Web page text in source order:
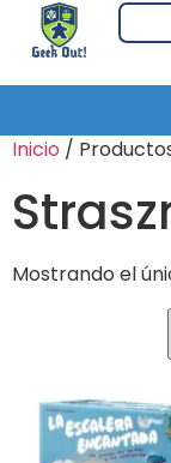
Inicio /
Mostrando el